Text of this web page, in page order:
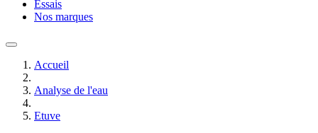
Essais
Nos marques
Accueil
Analyse de l'eau
Etuve